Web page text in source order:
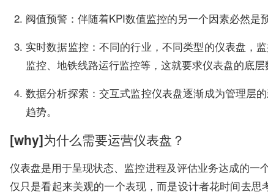
阀值预警：伴随着KPI数值监控的另一个因素必然是
实时数据监控：不同的行业，不同类型的仪表盘，
监控、地铁线路运行监控等，这就要求仪表盘的底
数据分析探索：交互式监控仪表盘逐渐成为管理层
趋势。
[why]为什么需要运营仪表盘？
仪表盘是用于呈现状态、监控进程及评估业务达成的
仅只是看起来美观的一个表现，而是设计者花时间去